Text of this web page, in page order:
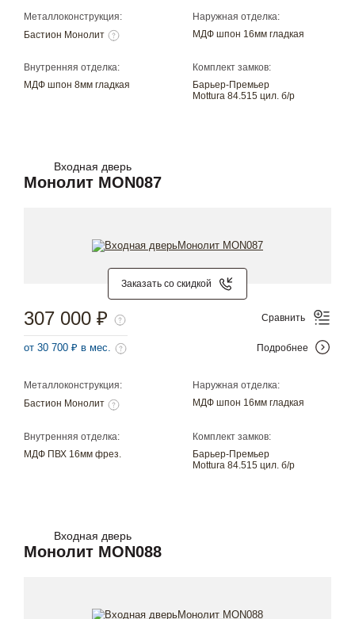
Металлоконструкция:
Бастион Монолит
Наружная отделка:
МДФ шпон 16мм гладкая
Внутренняя отделка:
МДФ шпон 8мм гладкая
Комплект замков:
Барьер-Премьер
Mottura 84.515 цил. б/р
Входная дверь
Монолит MON087
Заказать со скидкой
Металлоконструкция:
Бастион Монолит
Наружная отделка:
МДФ шпон 16мм гладкая
Внутренняя отделка:
МДФ ПВХ 16мм фрез.
Комплект замков:
Барьер-Премьер
Mottura 84.515 цил. б/р
307 000 ₽
от 30 700 ₽ в мес.
Сравнить
Подробнее
Входная дверь
Монолит MON088